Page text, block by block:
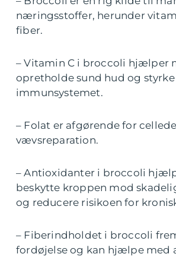
næringsstoffer, herunder
fiber.
– Vitamin C i broccoli hjælper
opretholde sund hud og styrke
immunsystemet.
– Folat er afgørende for
vævsreparation.
– Antioxidanter i broccoli
beskytte kroppen mod
og reducere risikoen for
– Fiberindholdet i broccoli
fordøjelse og kan hjælpe med